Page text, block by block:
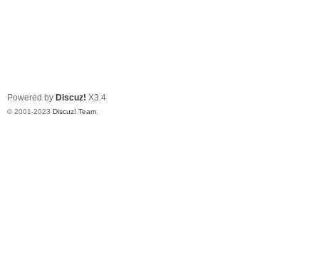
Powered by Discuz! X3.4
© 2001-2023 Discuz! Team